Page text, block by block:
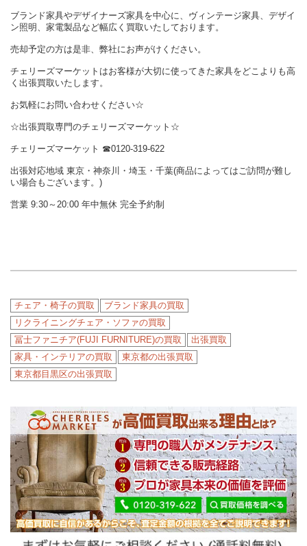
ブランド家具やデザイナーズ家具を中心に、ヴィンテージ家具、デザイ
ン照明、家電製品など幅広く買取いたしております。
売却予定の方は是非、弊社にお声がけください。
チェリーズマーケットはお客様が大切に使ってきた家具をどこよりも高
く出張買取いたします。
お気軽にお問い合わせください☆
☆出張買取専門のチェリーズマーケット☆
チェリーズマーケット ☎︎0120-319-622
出張対応地域 東京・神奈川・埼玉・千葉(商品によってはご訪問が難し
い場合もございます。)
営業 9:30～20:00 年中無休 完全予約制
チェア・椅子の買取
ブランド家具の買取
リクライニングチェア・ソファの買取
冨士ファニチア(FUJI FURNITURE)の買取
出張買取
家具・インテリアの買取
東京都の出張買取
東京都目黒区の出張買取